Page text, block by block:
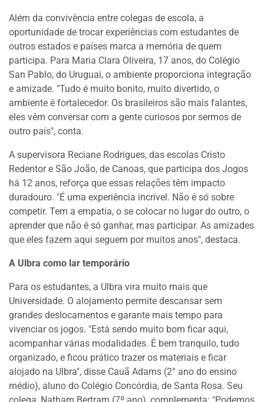
Além da convivência entre colegas de escola, a
oportunidade de trocar experiências com estudantes de
outros estados e países marca a memória de quem
participa. Para Maria Clara Oliveira, 17 anos, do Colégio
San Pablo, do Uruguai, o ambiente proporciona integração
e amizade. "Tudo é muito bonito, muito divertido, o
ambiente é fortalecedor. Os brasileiros são mais falantes,
eles vêm conversar com a gente curiosos por sermos de
outro país", conta.
A supervisora Reciane Rodrigues, das escolas Cristo
Redentor e São João, de Canoas, que participa dos Jogos
há 12 anos, reforça que essas relações têm impacto
duradouro. "É uma experiência incrível. Não é só sobre
competir. Tem a empatia, o se colocar no lugar do outro, o
aprender que não é só ganhar, mas participar. As amizades
que eles fazem aqui seguem por muitos anos", destaca.
A Ulbra como lar temporário
Para os estudantes, a Ulbra vira muito mais que
Universidade. O alojamento permite descansar sem
grandes deslocamentos e garante mais tempo para
vivenciar os jogos. "Está sendo muito bom ficar aqui,
acompanhar várias modalidades. É bem tranquilo, tudo
organizado, e ficou prático trazer os materiais e ficar
alojado na Ulbra", disse Cauã Adams (2° ano do ensino
médio), aluno do Colégio Concórdia, de Santa Rosa. Seu